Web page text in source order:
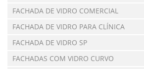
FACHADA DE VIDRO COMERCIAL
FACHADA DE VIDRO PARA CLÍNICA
FACHADA DE VIDRO SP
FACHADAS COM VIDRO CURVO